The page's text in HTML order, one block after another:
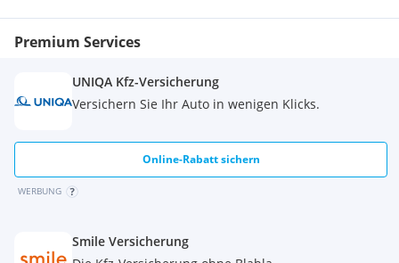
Premium Services
UNIQA Kfz-Versicherung
Versichern Sie Ihr Auto in wenigen Klicks.
Online-Rabatt sichern
WERBUNG
Smile Versicherung